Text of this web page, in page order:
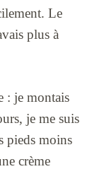
Le
plus à
: je montais
je me suis
pieds moins
crème